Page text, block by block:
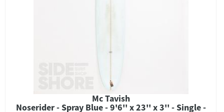
Mc Tavish
Noserider - Spray Blue - 9'6'' x 23'' x 3'' - Single -